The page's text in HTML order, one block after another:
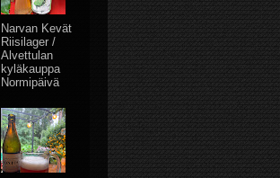
Narvan Kevät
Riisilager /
Alvettulan
kyläkauppa
Normipäivä